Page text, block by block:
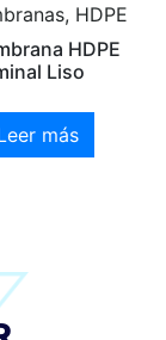
HDPE
HDPE
Liso
más